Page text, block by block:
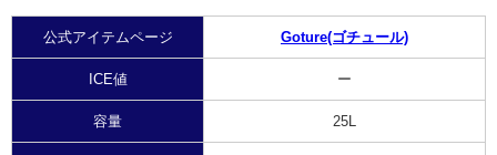
公式アイテムページ Goture(ゴチュール)
ICE値 ー
容量 25L